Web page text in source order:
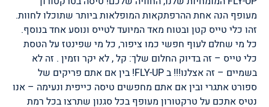
מעופף הנה אחת ההרפתקאות המופלאות ביותר שתוכלו לחוות.
זהו כלי טייס קטן ובטוח מאד המיועד לטייס ונוסע אחד בנוסף.
כל מי שחלם לעוף חפשי כמו ציפור, כל מי שפינטז על הטסת
כלי טייס – זה בדיוק החלום שלך: קל , לא יקר וזמין . זה לא
בשמיים – זה אצלנו!!! ב FLY-UP! בין אם אתם פריקים של
ספורט אתגרי ובין אם אתם מחפשים טיסה כייפית ונעימה – אנו
נטיס אתכם על טרקטורון מעופף בכל סגנון שתרצו בכל רמת